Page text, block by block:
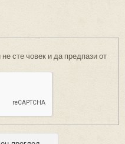
сте човек и да предпази от